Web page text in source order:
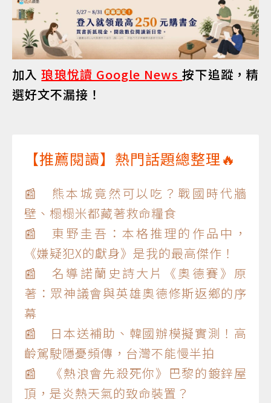
加入琅琅悅讀 Google News按下追蹤，精
選好文不漏接！
【推薦閱讀】熱門話題總整理🔥
📰 熊本城竟然可以吃？戰國時代牆
壁、榻榻米都藏著救命糧食
📰 東野圭吾：本格推理的作品中，
《嫌疑犯X的獻身》是我的最高傑作！
📰 名導諾蘭史詩大片《奧德賽》原
著：眾神議會與英雄奧德修斯返鄉的序
幕
📰 日本送補助、韓國辦模擬實測！高
齡駕駛隱憂頻傳，台灣不能慢半拍
📰 《熱浪會先殺死你》巴黎的鍍鋅屋
頂，是炎熱天氣的致命裝置？